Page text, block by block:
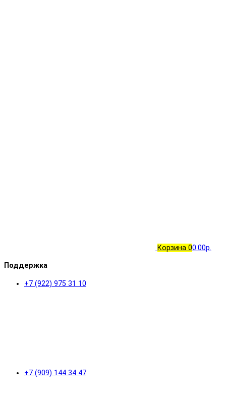
Корзина 00.00р.
Поддержка
+7 (922) 975 31 10
+7 (909) 144 34 47